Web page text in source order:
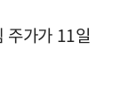
주가가 11일